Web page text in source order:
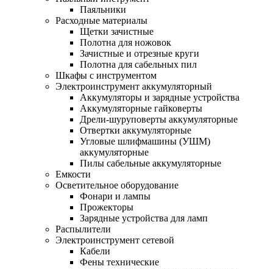
Паяльники
Расходные материалы
Щетки зачистные
Полотна для ножовок
Зачистные и отрезные круги
Полотна для сабельных пил
Шкафы с инструментом
Электроинструмент аккумуляторный
Аккумуляторы и зарядные устройства
Аккумуляторные гайковерты
Дрели-шуруповерты аккумуляторные
Отвертки аккумуляторные
Угловые шлифмашины (УШМ)
аккумуляторные
Пилы сабельные аккумуляторные
Емкости
Осветительное оборудование
Фонари и лампы
Прожекторы
Зарядные устройства для ламп
Распылители
Электроинструмент сетевой
Кабели
Фены технические